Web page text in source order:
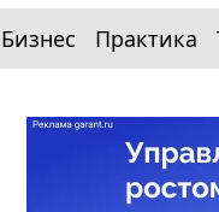
Бизнес Практика